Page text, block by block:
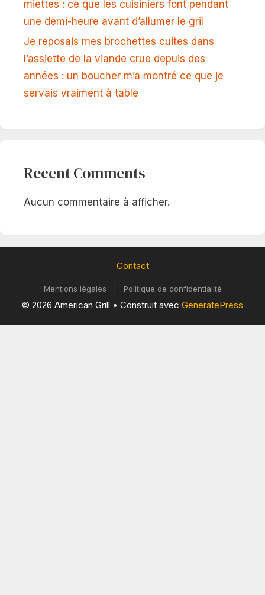
miettes : ce que les cuisiniers font pendant
une demi-heure avant d’allumer le gril
Je reposais mes brochettes cuites dans
l’assiette de la viande crue depuis des
années : un boucher m’a montré ce que je
servais vraiment à table
Recent Comments
Aucun commentaire à afficher.
Contact
Mentions légales Politique de confidentialité
© 2026 American Grill • Construit avec GeneratePress